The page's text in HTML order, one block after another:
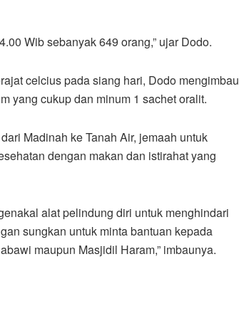
Wib sebanyak 649 orang,” ujar Dodo.
celcius pada siang hari, Dodo mengimbau
yang cukup dan minum 1 sachet oralit.
Madinah ke Tanah Air, jemaah untuk
dengan makan dan istirahat yang
alat pelindung diri untuk menghindari
sungkan untuk minta bantuan kepada
maupun Masjidil Haram,” imbaunya.